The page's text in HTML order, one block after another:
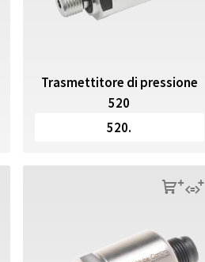
Trasmettitore di pressione
520
520.
sq